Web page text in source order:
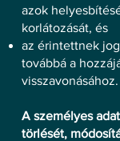
azok
korlátozását, és
az érintettnek
továbbá a
visszavonásához.
A személyes
törlését,